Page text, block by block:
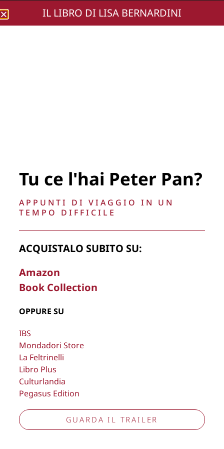
Lisa Bernardini
La Direzione stabilisce insindacabilmente di inserire,
rimuovere, oscurare, modificare, immagini e testi del sito, a
Copyright © 2026Lisa Bernardini
Aggiorna preferenze tracciamento
IL LIBRO DI LISA BERNARDINI
Tu ce l'hai Peter Pan?
APPUNTI DI VIAGGIO IN UN
TEMPO DIFFICILE
ACQUISTALO SUBITO SU:
Amazon
Book Collection
OPPURE SU
IBS
Mondadori Store
La Feltrinelli
Libro Plus
Culturlandia
Pegasus Edition
GUARDA IL TRAILER